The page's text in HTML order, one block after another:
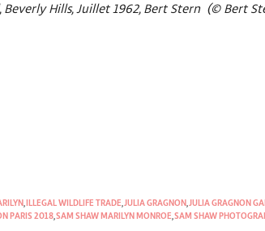
Hills, Juillet 1962, Bert Stern (© Bert
ILLEGAL WILDLIFE TRADE JULIA GRAGNON JULIA GRAGNON
PARIS 2018 SAM SHAW MARILYN MONROE SAM SHAW